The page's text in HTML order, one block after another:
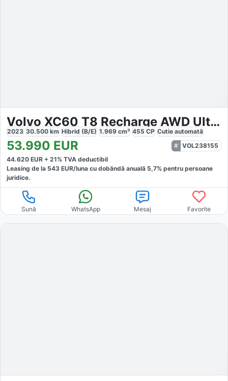
Volvo XC60 T8 Recharge AWD Ultimate Dark
2023 30.500 km Hibrid (B/E) 1.969 cm³ 455 CP Cutie automată
53.990 EUR
VOL238155
44.620 EUR + 21% TVA deductibil
Leasing de la 543 EUR/luna cu dobăndă anuală 5,7% pentru persoane
juridice.
Sună WhatsApp Mesaj Favorite